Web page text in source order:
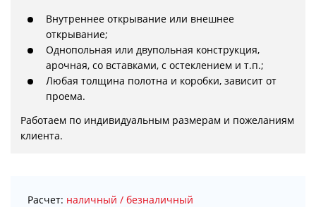
Внутреннее открывание или внешнее
открывание;
Однопольная или двупольная конструкция,
арочная, со вставками, с остеклением и т.п.;
Любая толщина полотна и коробки, зависит от
проема.
Работаем по индивидуальным размерам и пожеланиям
клиента.
Расчет: наличный / безналичный